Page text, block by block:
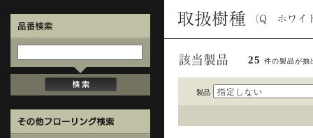
25 件の製品が抽
製品